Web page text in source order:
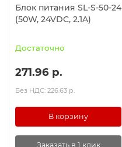
Блок питания SL-S-50-24
(50W, 24VDC, 2.1A)
Достаточно
271.96 р.
Без НДС: 226.63 р.
В корзину
Заказать в 1 клик